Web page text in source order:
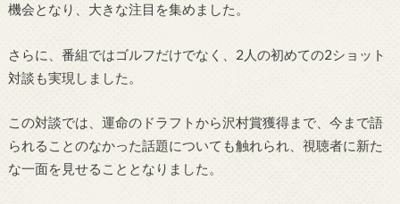
機会となり、大きな注目を集めました。
さらに、番組ではゴルフだけでなく、2人の初めての2ショット
対談も実現しました。
この対談では、運命のドラフトから沢村賞獲得まで、今まで語
られることのなかった話題についても触れられ、視聴者に新た
な一面を見せることとなりました。